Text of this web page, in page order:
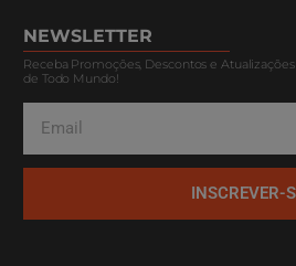
NEWSLETTER
Receba Promoções, Descontos e
de Todo Mundo!
INSCREVER-